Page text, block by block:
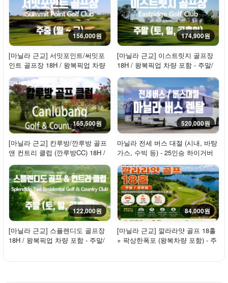
156,000원
[마닐라 근교] 서밋포인트/써밋포
인트 골프장 18H / 왕복픽업 차량
포함 - 평...
174,900원
[마닐라 근교] 이스트릿지 골프장
18H / 왕복픽업 차량 포함 - 주말/
휴일
165,500원
[마닐라 근교] 칸루방/깐루방 골프
앤 컨트리 클럽 (깐루방CC) 18H /
왕복픽업...
520,000원
마닐라 전세 버스 대절 (시내, 바탕
가스, 수빅 등) - 25인승 하이거버
스, 45인...
122,000원
[마닐라 근교] 스플렌디도 골프장
18H / 왕복픽업 차량 포함 - 주말/
84,000원
[마닐라 근교] 깔라라얏 골프 18홀
+ 팍상한폭포 (왕복차량 포함) - 주